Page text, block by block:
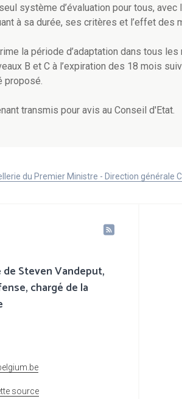
système d’évaluation pour tous,
à sa durée, ses critères et l’effet des
la période d’adaptation dans tous
B et C à l’expiration des 18 mois
proposé.
transmis pour avis au Conseil d'Etat.
du Premier Ministre - Direction générale
Steven Vandeput,
chargé de la
source